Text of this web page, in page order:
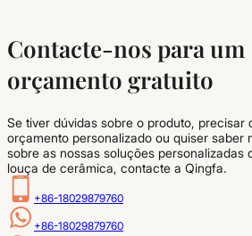
Contacte-nos para um
orçamento gratuito
Se tiver dúvidas sobre o produto, precisar
orçamento personalizado ou quiser saber
sobre as nossas soluções personalizadas
louça de cerâmica, contacte a Qingfa.
+86-18029879760
+86-18029879760